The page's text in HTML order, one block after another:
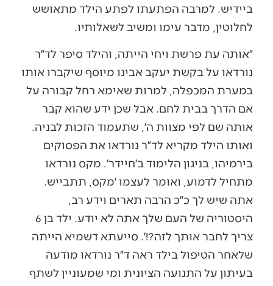
ביידיש. למרבה הפתעתו לפתע הילד מתאושש
לחלוטין, מדבר עימו ומשיב לשאלותיו.
״אותה עת פרשת ויחי הייתה, והילד סיפר לד״ר
נורדאו על בקשת יעקב אבינו מיוסף שיקברו אותו
במערת המכפלה, למרות שאימא רחל קבורה על
אם הדרך בבית לחם. אבל שכן ידע שהוא קבר
אותה שם לפי מצוות ה׳, שתעמוד הזכות לבניה.
ואותו הילד מקריא לד״ר נורדאו את הפסוקים
בירמיהו, בניגון הלימוד ב׳חיידר׳. מקס נורדאו
מתחיל לדמוע, ואומר לעצמו ׳מקס, תתבייש.
אתה שיש לך כ״כ הרבה תארים וידע רב,
היסטוריה של העם שלך אתה לא יודע. ילד בן 6
צריך לחבר אותך לזה?!׳. סייעתא דשמיא הייתה
שלאחר הטיפול בילד ראה ד״ר נורדאו מודעה
בעיתון על התנועה הציונית ומי שמעוניין לשתף